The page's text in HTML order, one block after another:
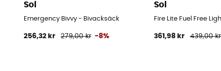
Sol
Emergency Bivvy - Bivacksäck
256,32 kr 279,00 kr -8%
Sol
Fire Lite Fuel Free
361,98 kr 439,00 kr